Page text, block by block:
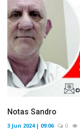
Notas Sandro
3 Jun 2024 | 09:06 0